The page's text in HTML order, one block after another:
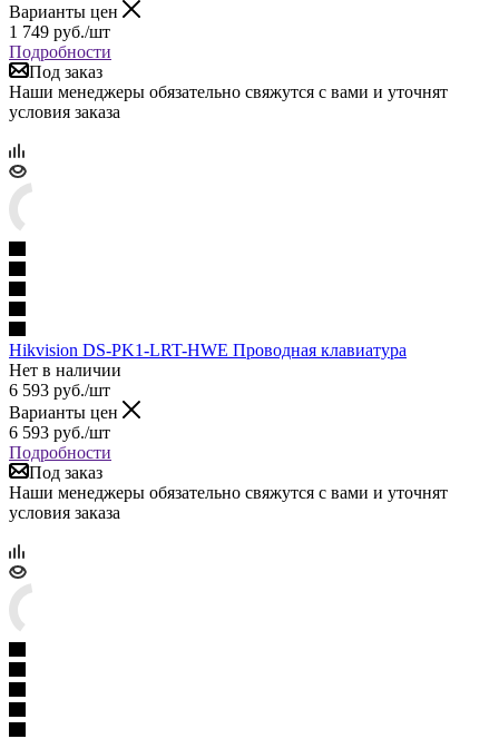
Варианты цен
1 749 руб./шт
Подробности
Под заказ
Наши менеджеры обязательно свяжутся с вами и уточнят
условия заказа
Hikvision DS-PK1-LRT-HWE Проводная клавиатура
Нет в наличии
6 593 руб./шт
Варианты цен
6 593 руб./шт
Подробности
Под заказ
Наши менеджеры обязательно свяжутся с вами и уточнят
условия заказа